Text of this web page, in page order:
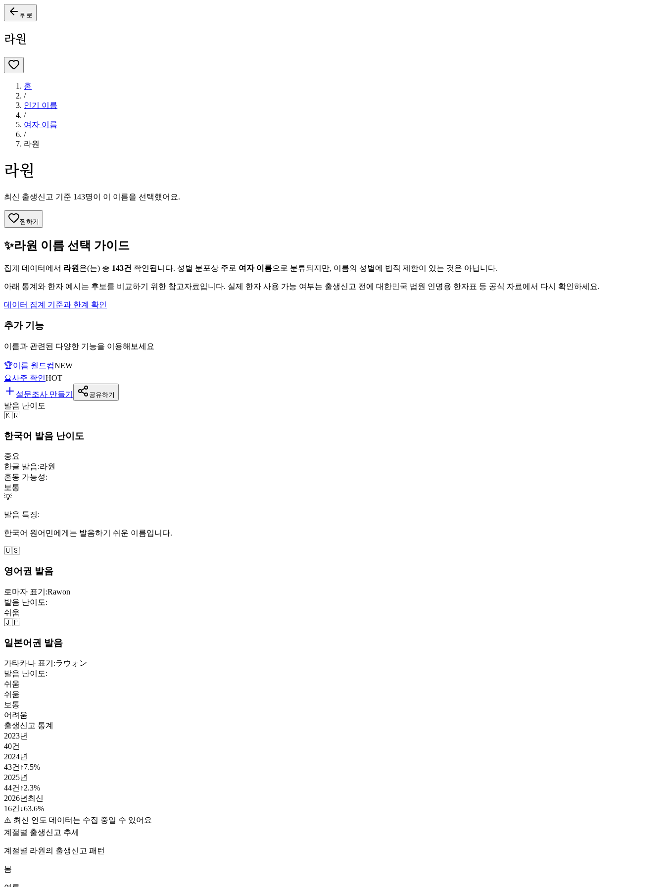
뒤로
라원
홈
/
인기 이름
/
여자 이름
/
라원
라원
최신 출생신고 기준 143명이 이 이름을 선택했어요.
찜하기
✨라원 이름 선택 가이드
집계 데이터에서 라원 은(는) 총 143건 확인됩니다. 성별 분포상 주로 여자이름으로 분류되지만, 이름의 성별에 법적 제한이 있는 것은 아닙니다.
아래 통계와 한자 예시는 후보를 비교하기 위한 참고자료입니다. 실제 한자 사용 가능 여부는 출생신고 전에 대한민국 법원 인명용 한자표 등 공식 자료에서 다시 확인하세요.
데이터 집계 기준과 한계 확인
추가 기능
이름과 관련된 다양한 기능을 이용해보세요
🏆이름 월드컵NEW
🔮사주 확인HOT
설문조사 만들기
공유하기
발음 난이도
🇰🇷
한국어 발음 난이도
중요
한글 발음:라원
혼동 가능성:
보통
💡
발음 특징:
한국어 원어민에게는 발음하기 쉬운 이름입니다.
🇺🇸
영어권 발음
로마자 표기:Rawon
발음 난이도:
쉬움
🇯🇵
일본어권 발음
가타카나 표기:ラウォン
발음 난이도:
쉬움
쉬움
보통
어려움
출생신고 통계
2023년
40건
2024년
43건 ↑7.5%
2025년
44건 ↑2.3%
2026년 최신
16건 ↓63.6%
⚠️ 최신 연도 데이터는 수집 중일 수 있어요
계절별 출생신고 추세
계절별 라원 의 출생신고 패턴
봄